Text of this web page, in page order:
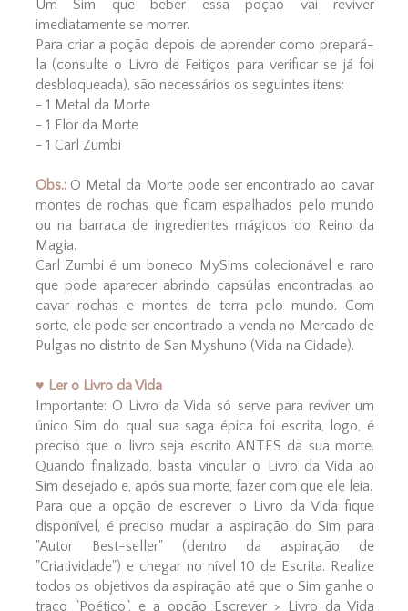
Um Sim que beber essa poção vai reviver
imediatamente se morrer.
Para criar a poção depois de aprender como prepará-
la (consulte o Livro de Feitiços para verificar se já foi
desbloqueada), são necessários os seguintes itens:
- 1 Metal da Morte
- 1 Flor da Morte
- 1 Carl Zumbi
Obs.:O Metal da Morte pode ser encontrado ao cavar
montes de rochas que ficam espalhados pelo mundo
ou na barraca de ingredientes mágicos do Reino da
Magia.
Carl Zumbi é um boneco MySims colecionável e raro
que pode aparecer abrindo capsúlas encontradas ao
cavar rochas e montes de terra pelo mundo. Com
sorte, ele pode ser encontrado a venda no Mercado de
Pulgas no distrito de San Myshuno (Vida na Cidade).
♥ Ler o Livro da Vida
Importante: O Livro da Vida só serve para reviver um
único Sim do qual sua saga épica foi escrita, logo, é
preciso que o livro seja escrito ANTES da sua morte.
Quando finalizado, basta vincular o Livro da Vida ao
Sim desejado e, após sua morte, fazer com que ele leia.
Para que a opção de escrever o Livro da Vida fique
disponível, é preciso mudar a aspiração do Sim para
"Autor Best-seller" (dentro da aspiração de
"Criatividade") e chegar no nível 10 de Escrita. Realize
todos os objetivos da aspiração até que o Sim ganhe o
traço "Poético", e a opção Escrever > Livro da Vida